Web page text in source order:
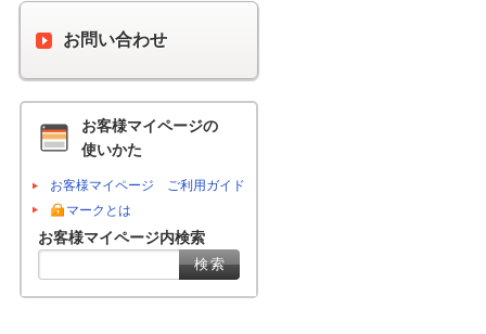
お問い合わせ
お客様マイページの
使いかた
お客様マイページ ご利用ガイド
マークとは
お客様マイページ内検索